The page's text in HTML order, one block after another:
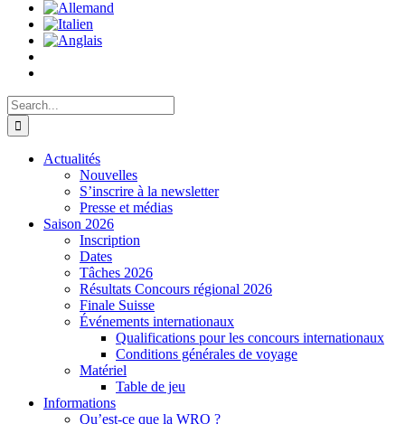
Search
for:
Actualités
Nouvelles
S’inscrire à la newsletter
Presse et médias
Saison 2026
Inscription
Dates
Tâches 2026
Résultats Concours régional 2026
Finale Suisse
Événements internationaux
Qualifications pour les concours internationaux
Conditions générales de voyage
Matériel
Table de jeu
Informations
Qu’est-ce que la WRO ?